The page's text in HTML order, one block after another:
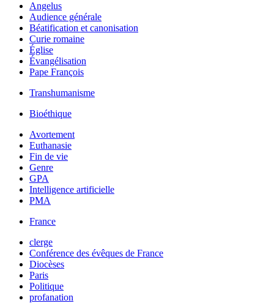
Angelus
Audience générale
Béatification et canonisation
Curie romaine
Église
Évangélisation
Pape François
Transhumanisme
Bioéthique
Avortement
Euthanasie
Fin de vie
Genre
GPA
Intelligence artificielle
PMA
France
clerge
Conférence des évêques de France
Diocèses
Paris
Politique
profanation